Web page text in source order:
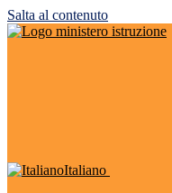
Salta al contenuto
Italiano